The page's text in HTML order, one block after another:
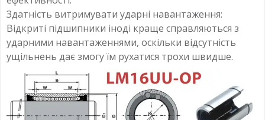
Здатність витримувати ударні навантаження:
Відкриті підшипники іноді краще справляються з
ударними навантаженнями, оскільки відсутність
ущільнень дає змогу їм рухатися трохи швидше.